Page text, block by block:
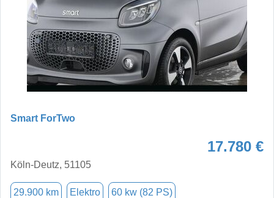
Smart ForTwo
17.780 €
Köln-Deutz, 51105
29.900 km Elektro 60 kw (82 PS)